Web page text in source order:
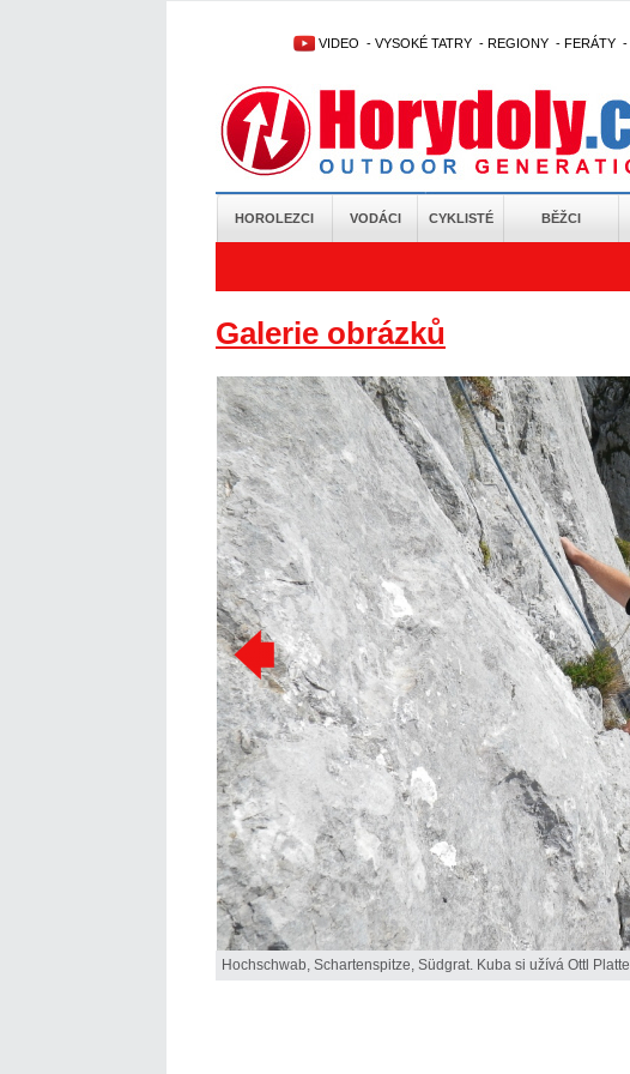
VIDEO - VYSOKÉ TATRY - REGIONY - FERÁTY -
HOROLEZCI VODÁCI CYKLISTÉ BĚŽCI
Galerie obrázků
Hochschwab, Schartenspitze, Südgrat. Kuba si užívá Ottl Platte